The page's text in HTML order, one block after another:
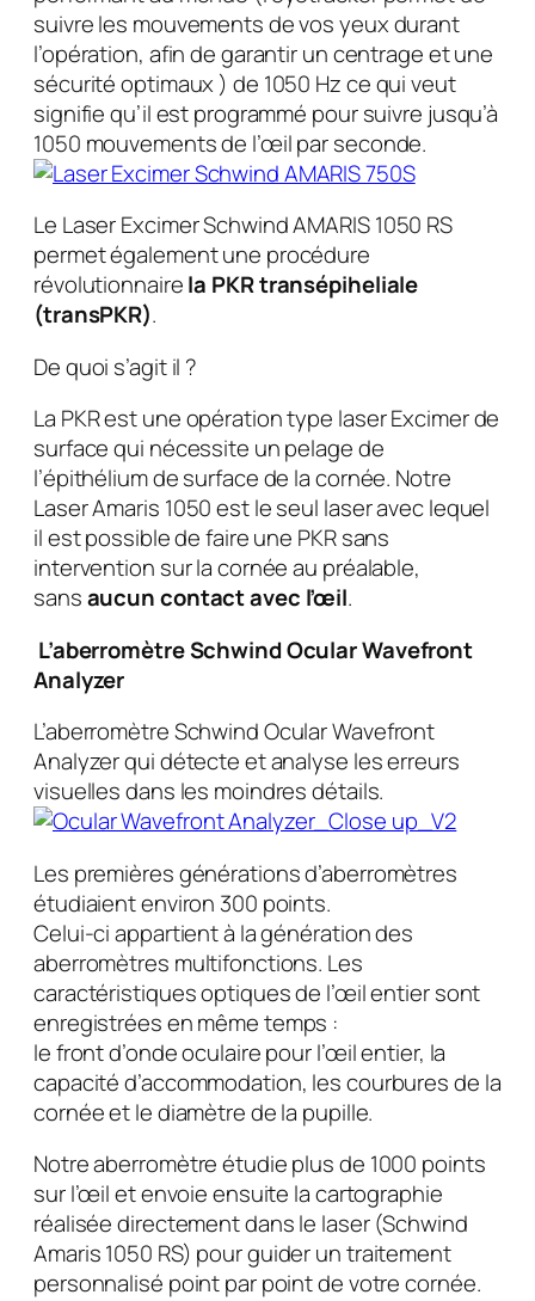
suivre les mouvements de vos yeux durant
l’opération, afin de garantir un centrage et une
sécurité optimaux ) de 1050 Hz ce qui veut
signifie qu’il est programmé pour suivre jusqu’à
1050 mouvements de l’œil par seconde.
Le Laser Excimer Schwind AMARIS 1050 RS
permet également une procédure
révolutionnairela PKR transépiheliale
(transPKR).
De quoi s’agit il ?
La PKR est une opération type laser Excimer de
surface qui nécessite un pelage de
l’épithélium de surface de la cornée. Notre
Laser Amaris 1050 est le seul laser avec lequel
il est possible de faire une PKR sans
intervention sur la cornée au préalable,
sansaucun contact avec l’œil.
L’aberromètre Schwind Ocular Wavefront
Analyzer
L’aberromètre Schwind Ocular Wavefront
Analyzer qui détecte et analyse les erreurs
visuelles dans les moindres détails.
Les premières générations d’aberromètres
étudiaient environ 300 points.
Celui-ci appartient à la génération des
aberromètres multifonctions. Les
caractéristiques optiques de l’œil entier sont
enregistrées en même temps :
le front d’onde oculaire pour l’œil entier, la
capacité d’accommodation, les courbures de la
cornée et le diamètre de la pupille.
Notre aberromètre étudie plus de 1000 points
sur l’œil et envoie ensuite la cartographie
réalisée directement dans le laser (Schwind
Amaris 1050 RS) pour guider un traitement
personnalisé point par point de votre cornée.